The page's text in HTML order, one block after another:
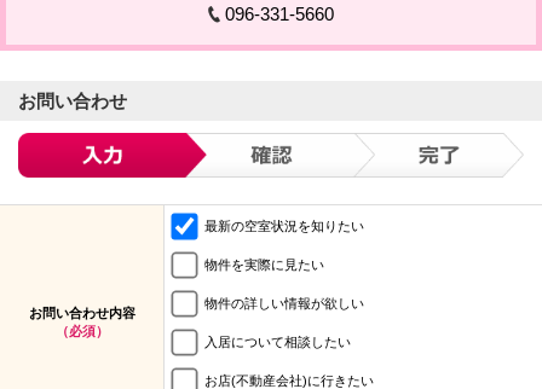
096-331-5660
お問い合わせ
お問い合わせ内容
（必須）
最新の空室状況を知りたい
物件を実際に見たい
物件の詳しい情報が欲しい
入居について相談したい
お店(不動産会社)に行きたい